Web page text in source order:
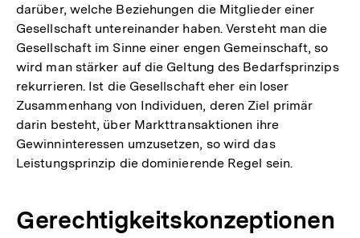
darüber, welche Beziehungen die Mitglieder einer
Gesellschaft untereinander haben. Versteht man die
Gesellschaft im Sinne einer engen Gemeinschaft, so
wird man stärker auf die Geltung des Bedarfsprinzips
rekurrieren. Ist die Gesellschaft eher ein loser
Zusammenhang von Individuen, deren Ziel primär
darin besteht, über Markttransaktionen ihre
Gewinninteressen umzusetzen, so wird das
Leistungsprinzip die dominierende Regel sein.
Gerechtigkeitskonzeptionen